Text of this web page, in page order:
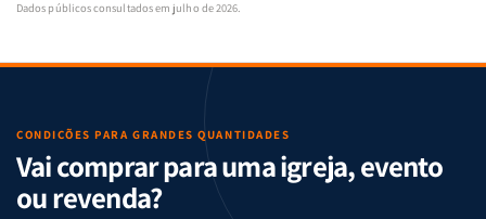
Dados públicos consultados em julho de 2026.
CONDIÇÕES PARA GRANDES QUANTIDADES
Vai comprar para uma igreja, evento
ou revenda?